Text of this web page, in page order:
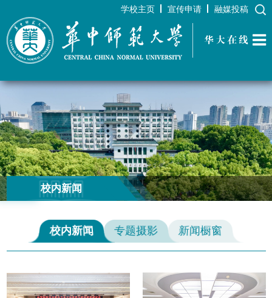
学校主页 宣传申请 融媒投稿
华大在线
校内新闻
校内新闻 专题摄影 新闻橱窗